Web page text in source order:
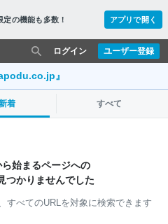
定の機能も多数！ アプリで開く
ユーザー登録
ログイン
』
着 すべて
始まるページへの
つかりませんでした
すべてのURLを対象に検索できます